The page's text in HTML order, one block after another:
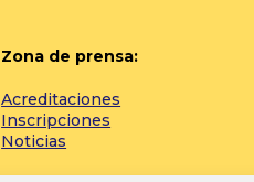
Zona de prensa:
Acreditaciones
Inscripciones
Noticias